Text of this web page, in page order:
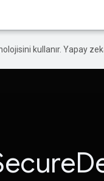
kullanır. Yapay